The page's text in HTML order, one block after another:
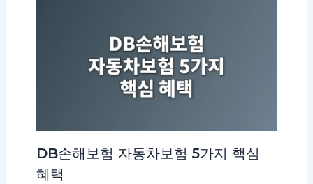
DB손해보험 자동차보험 5가지 핵심
혜택